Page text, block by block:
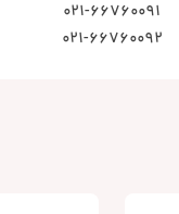
021-66760091
021-66760092